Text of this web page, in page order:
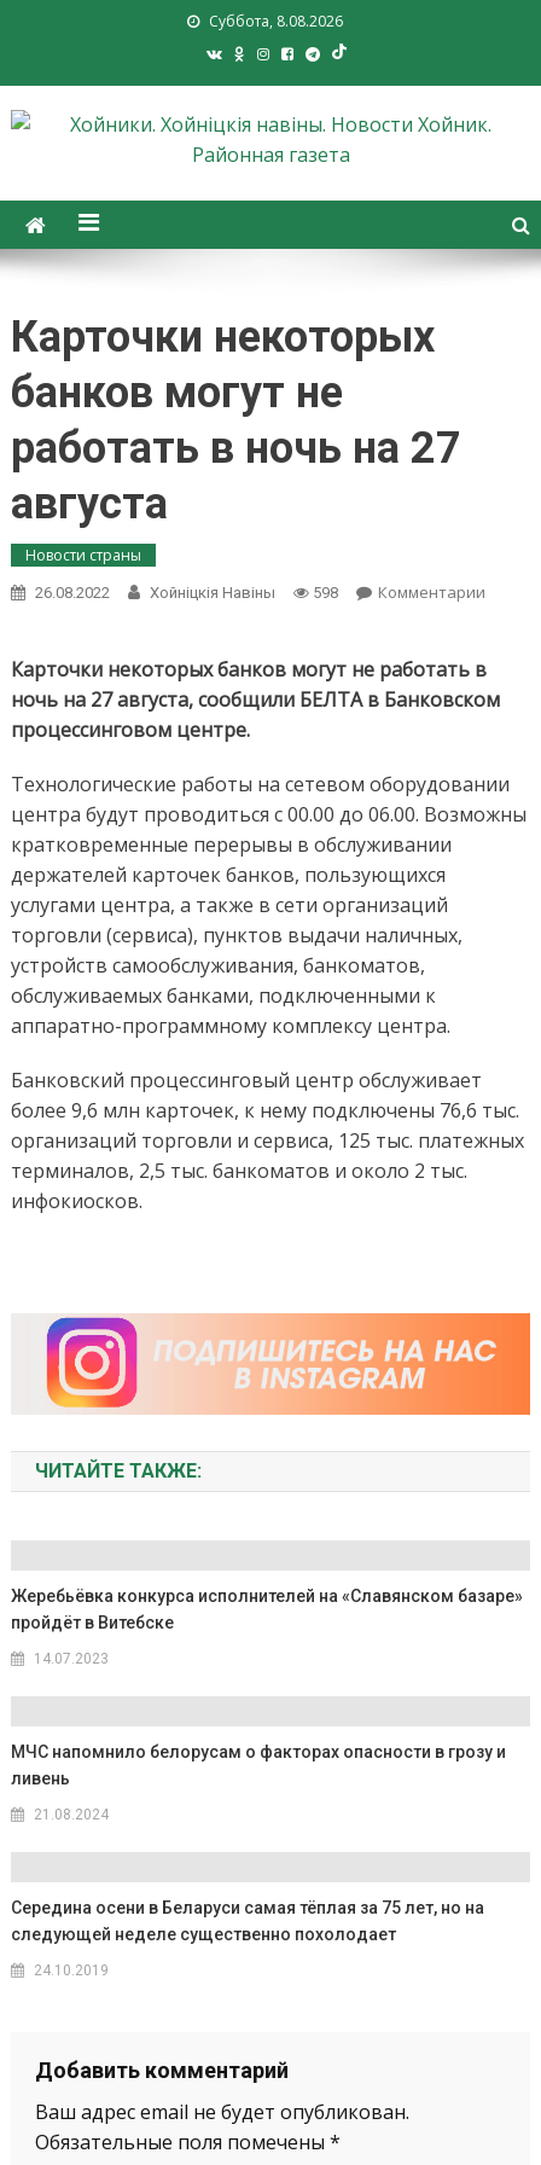
Суббота, 8.08.2026
Хойники. Хойнiцкiя навiны.
Новости Хойник. Районная
Карточки некоторых
банков могут не
работать в ночь на 27
августа
Новости страны
26.08.2022 Хойнiцкiя Навiны 598 Комментарииon
банков
не
ночь
на
Карточки некоторых банков могут не работать в
ночь на 27 августа, сообщили БЕЛТА в Банковском
процессинговом центре.
Технологические работы на сетевом оборудовании
центра будут проводиться с 00.00 до 06.00. Возможны
кратковременные перерывы в обслуживании
держателей карточек банков, пользующихся
услугами центра, а также в сети организаций
торговли (сервиса), пунктов выдачи наличных,
устройств самообслуживания, банкоматов,
обслуживаемых банками, подключенными к
аппаратно-программному комплексу центра.
Банковский процессинговый центр обслуживает
более 9,6 млн карточек, к нему подключены 76,6 тыс.
организаций торговли и сервиса, 125 тыс. платежных
терминалов, 2,5 тыс. банкоматов и около 2 тыс.
инфокиосков.
ЧИТАЙТЕ ТАКЖЕ:
Жеребьёвка конкурса исполнителей на «Славянском базаре»
пройдёт в Витебске
14.07.2023
МЧС напомнило белорусам о факторах опасности в грозу и
ливень
21.08.2024
Середина осени в Беларуси самая тёплая за 75 лет, но на
следующей неделе существенно похолодает
24.10.2019
Добавить комментарий
Ваш адрес email не будет опубликован.
Обязательные поля помечены *